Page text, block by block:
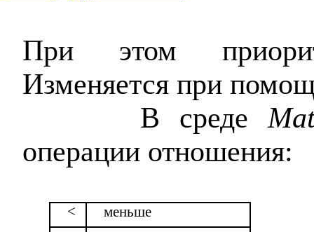
При этом
Изменяется при
В среде
операции отношения:
<
меньше